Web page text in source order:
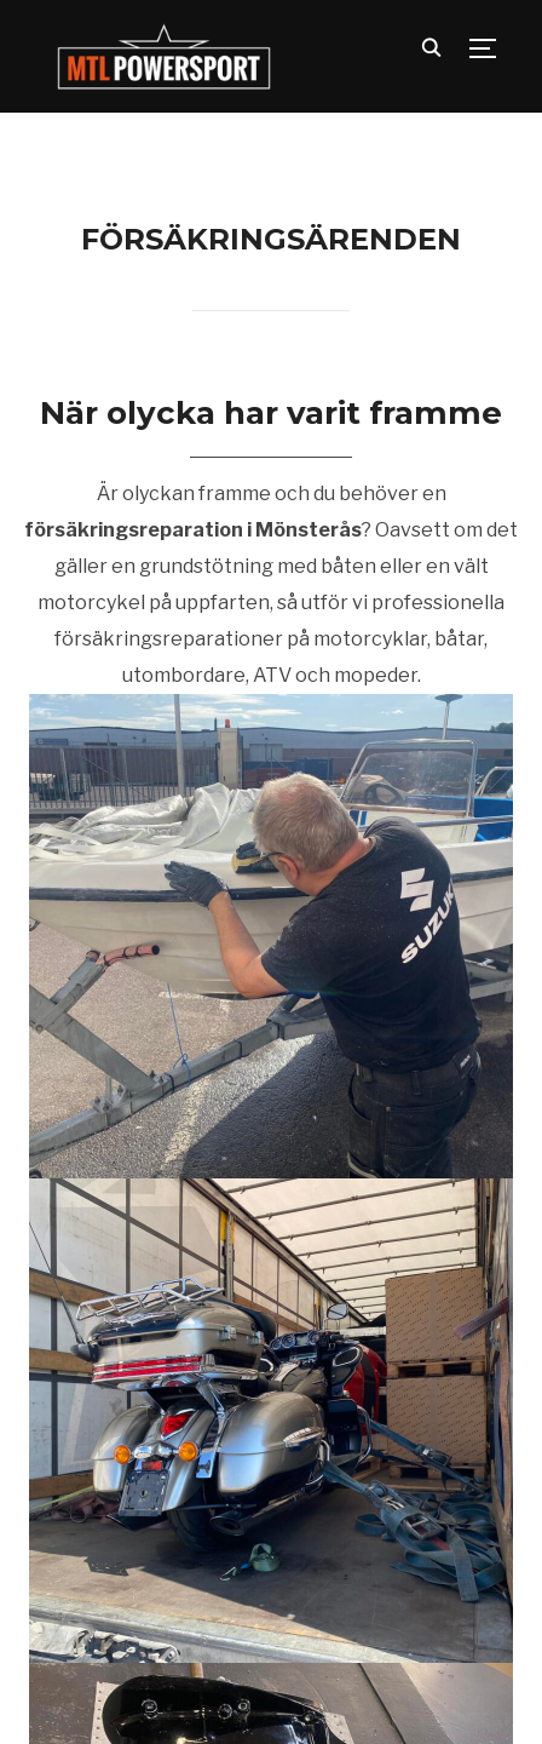
FÖRSÄKRINGSÄRENDEN
När olycka har varit framme
Är olyckan framme och du behöver en
försäkringsreparation i Mönsterås? Oavsett om det
gäller en grundstötning med båten eller en vält
motorcykel på uppfarten, så utför vi professionella
försäkringsreparationer på motorcyklar, båtar,
utombordare, ATV och mopeder.